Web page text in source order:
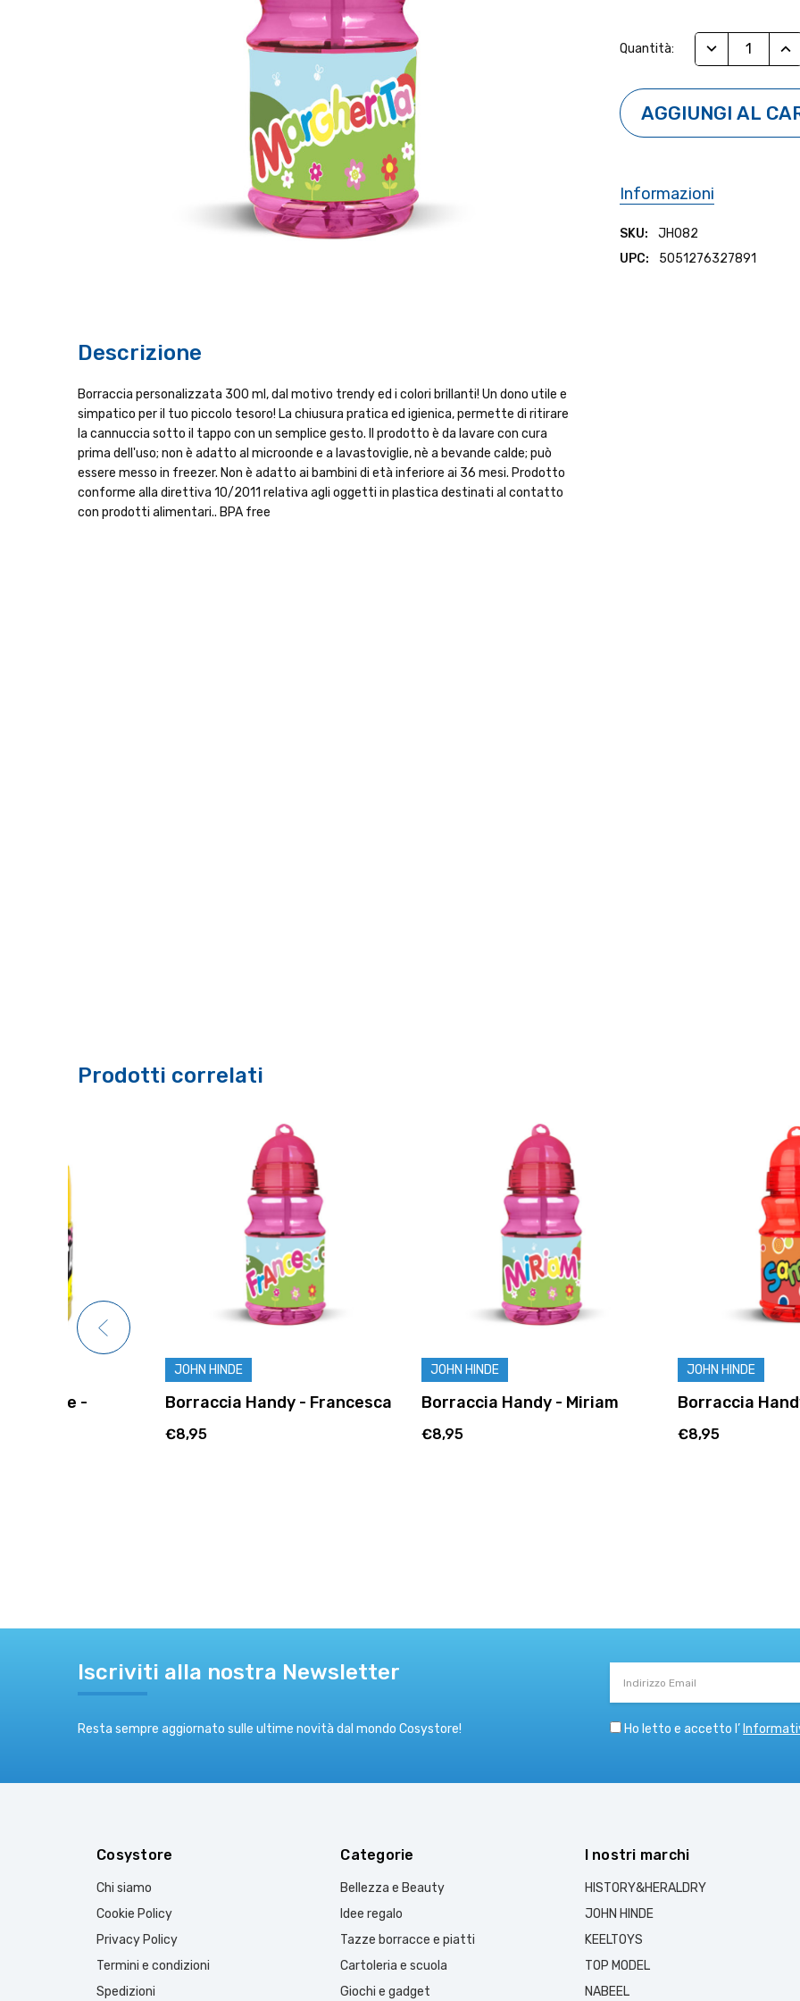
Attuale:
Quantità: RIDUCI
Informazioni
SKU:
JH082
UPC:
5051276327891
Descrizione
Borraccia personalizzata 300 ml, dal motivo trendy ed i colori brillanti! Un dono utile e
simpatico per il tuo piccolo tesoro! La chiusura pratica ed igienica, permette di ritirare
la cannuccia sotto il tappo con un semplice gesto. Il prodotto è da lavare con cura
prima dell'uso; non è adatto al microonde e a lavastoviglie, nè a bevande calde; può
essere messo in freezer. Non è adatto ai bambini di età inferiore ai 36 mesi. Prodotto
conforme alla direttiva 10/2011 relativa agli oggetti in plastica destinati al contatto
con prodotti alimentari.. BPA free
Prodotti correlati
Borraccia Handy - Francesca Borraccia Handy - Miriam Borraccia Handy - Samuel
Iscriviti alla nostra Newsletter
Resta sempre aggiornato sulle ultime novità dal mondo Cosystore!
Email
Ho letto e accetto l’
Cosystore
Chi siamo
Cookie Policy
Privacy Policy
Termini e condizioni
Spedizioni
Categorie
Bellezza e Beauty
Idee regalo
Tazze borracce e piatti
Cartoleria e scuola
Giochi e gadget
I nostri marchi
HISTORY&HERALDRY
JOHN HINDE
KEELTOYS
TOP MODEL
NABEEL